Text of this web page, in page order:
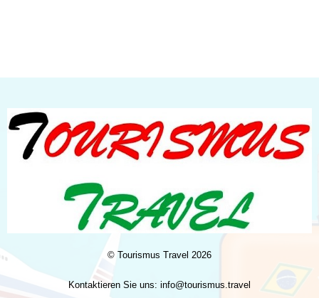
© Tourismus Travel 2026
Kontaktieren Sie uns: info@tourismus.travel